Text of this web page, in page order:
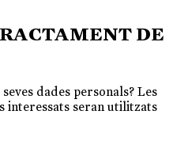
DE
dades personals? Les
interessats seran utilitzats